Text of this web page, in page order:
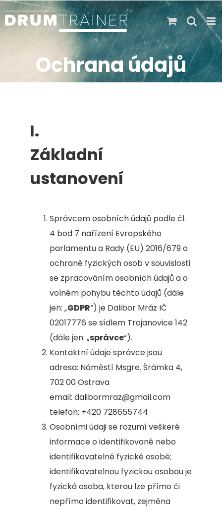
Skip
to
content
Ochrana údajů
I.
Základní
ustanovení
Správcem osobních údajů podle čl.
4 bod 7 nařízení Evropského
parlamentu a Rady (EU) 2016/679 o
ochraně fyzických osob v souvislosti
se zpracováním osobních údajů a o
volném pohybu těchto údajů (dále
jen: „GDPR”) je Dalibor Mráz IČ
02017776 se sídlem Trojanovice 142
(dále jen: „správce“).
Kontaktní údaje správce jsou
adresa: Náměstí Msgre. Šrámka 4,
702 00 Ostrava
email: dalibormraz@gmail.com
telefon: +420 728655744
Osobními údaji se rozumí veškeré
informace o identifikované nebo
identifikovatelné fyzické osobě;
identifikovatelnou fyzickou osobou je
fyzická osoba, kterou lze přímo či
nepřímo identifikovat, zejména